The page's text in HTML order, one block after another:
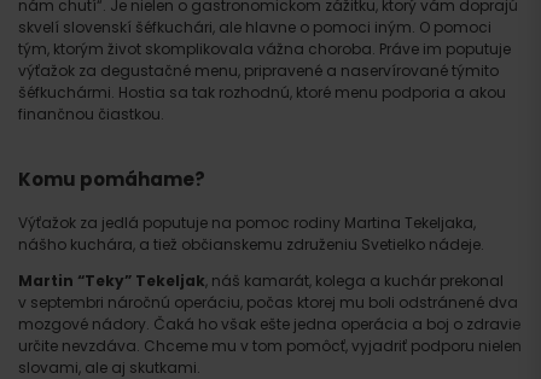
nám chutí“. Je nielen o gastronomickom zážitku, ktorý vám doprajú
skvelí slovenskí šéfkuchári, ale hlavne o pomoci iným. O pomoci
tým, ktorým život skomplikovala vážna choroba. Práve im poputuje
výťažok za degustačné menu, pripravené a naservírované týmito
šéfkuchármi. Hostia sa tak rozhodnú, ktoré menu podporia a akou
finančnou čiastkou.
Komu pomáhame?
Výťažok za jedlá poputuje na pomoc rodiny Martina Tekeljaka,
nášho kuchára, a tiež občianskemu združeniu Svetielko nádeje.
Martin “Teky” Tekeljak, náš kamarát, kolega a kuchár prekonal
v septembri náročnú operáciu, počas ktorej mu boli odstránené dva
mozgové nádory. Čaká ho však ešte jedna operácia a boj o zdravie
určite nevzdáva. Chceme mu v tom pomôcť, vyjadriť podporu nielen
slovami, ale aj skutkami.